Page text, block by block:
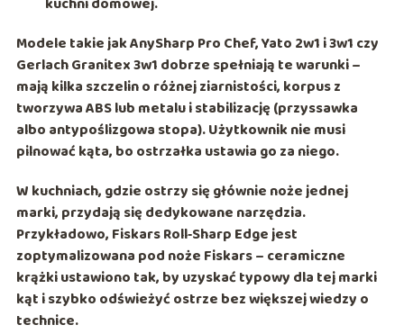
Modele takie jakAnySharp Pro Chef,Yato 2w1 i 3w1 czy
Gerlach Granitex 3w1 dobrze spełniają te warunki –
mają kilka szczelin o różnej ziarnistości, korpus z
tworzywaABSlub metalu i stabilizację (przyssawka
albo antypoślizgowa stopa). Użytkownik nie musi
pilnować kąta, bo ostrzałka ustawia go za niego.
W kuchniach, gdzie ostrzy się głównie noże jednej
marki, przydają się dedykowane narzędzia.
Przykładowo, Fiskars Roll‑Sharp Edgejest
zoptymalizowana pod noże Fiskars – ceramiczne
krążki ustawiono tak, by uzyskać typowy dla tej marki
kąt i szybko odświeżyć ostrze bez większej wiedzy o
technice.